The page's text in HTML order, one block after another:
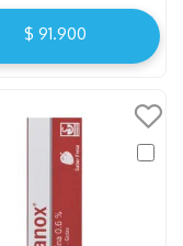
$ 91.900